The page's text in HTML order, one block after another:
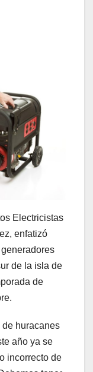
Electricistas
enfatizó
de la isla de
de
huracanes
año ya se
incorrecto de